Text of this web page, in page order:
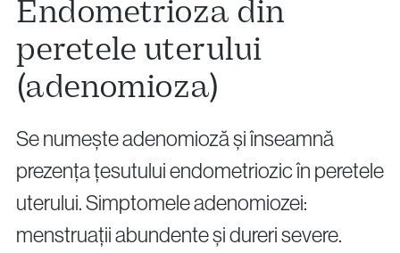
Endometrioza din
peretele uterului
(adenomioza)
Se numește adenomioză și înseamnă
prezența țesutului endometriozic în peretele
uterului. Simptomele adenomiozei:
menstruații abundente și dureri severe.